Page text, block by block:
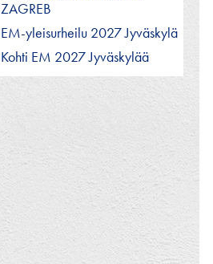
ZAGREB
EM-yleisurheilu 2027 Jyväskylä
Kohti EM 2027 Jyväskylää